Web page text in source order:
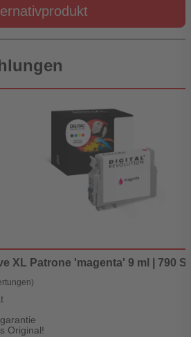
XL Patrone 'magenta' 9 ml | 790
Original!